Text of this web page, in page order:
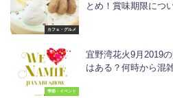
カフェ・グルメ
とめ！賞味期限につ
季節・イベント
宜野湾花火9月2019
はある？何時から混